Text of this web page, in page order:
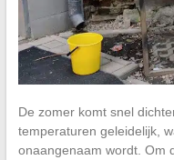
De zomer komt snel
temperaturen geleidelijk,
onaangenaam wordt. Om